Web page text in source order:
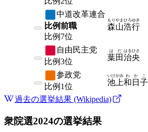
中道改革連合
比例前職
比例 7位
森山
もりやま
浩行
ひろゆき
自由民主党
比例3位 葉田
はだ
治央
はるひさ
参政党
比例 1位 池上
いけがみ
和日子
わかこ
過去の選挙結果 (Wikipedia)
衆院選2024の選挙結果